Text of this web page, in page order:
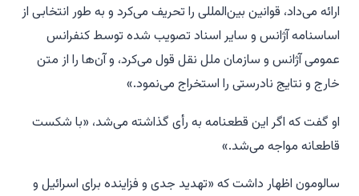
ارائه می‌داد، قوانین بین‌المللی را تحریف می‌کرد و به طور انتخابی از
اساسنامه آژانس و سایر اسناد تصویب شده توسط کنفرانس
عمومی آژانس و سازمان ملل نقل قول می‌کرد، و آن‌ها را از متن
خارج و نتایج نادرستی را استخراج می‌نمود.»
او گفت که اگر این قطعنامه به رأی گذاشته می‌شد، «با شکست
قاطعانه مواجه می‌شد.»
سالومون اظهار داشت که «تهدید جدی و فزاینده برای اسرائیل و